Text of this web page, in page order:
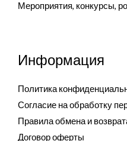
Мероприятия, конкурсы,
Информация
Политика
Согласие на обработку
Правила обмена и
Договор оферты